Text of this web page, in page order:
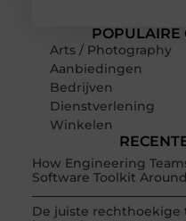
POPULAIRE
Arts / Photography
Aanbiedingen
Bedrijven
Dienstverlening
Winkelen
How Engineering
Software Toolkit
De juiste rechthoekige